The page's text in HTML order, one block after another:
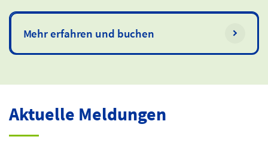
Mehr erfahren und buchen
Aktuelle Meldungen